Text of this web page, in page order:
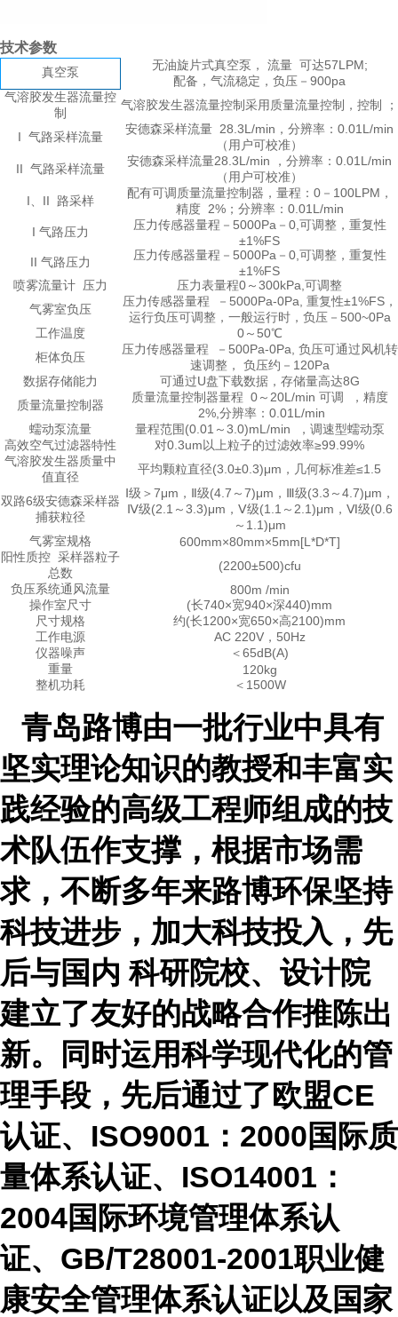
技术参数
真空泵
无油旋片式真空泵， 流量 可达57LPM;
配备，气流稳定，负压－900pa
气溶胶发生器流量控
制
气溶胶发生器流量控制采用质量流量控制，控制 ；
I 气路采样流量
安德森采样流量 28.3L/min，分辨率：0.01L/min
（用户可校准）
II 气路采样流量
安德森采样流量28.3L/min ，分辨率：0.01L/min
（用户可校准）
I、II 路采样
配有可调质量流量控制器，量程：0－100LPM，
精度 2%；分辨率：0.01L/min
I 气路压力
压力传感器量程－5000Pa－0,可调整，重复性
±1%FS
II 气路压力
压力传感器量程－5000Pa－0,可调整，重复性
±1%FS
喷雾流量计 压力
压力表量程0～300kPa,可调整
气雾室负压
压力传感器量程 －5000Pa-0Pa, 重复性±1%FS，
运行负压可调整，一般运行时，负压－500~0Pa
工作温度
0～50℃
柜体负压
压力传感器量程 －500Pa-0Pa, 负压可通过风机转
速调整， 负压约－120Pa
数据存储能力
可通过U盘下载数据，存储量高达8G
质量流量控制器
质量流量控制器量程 0～20L/min 可调 ，精度
2%,分辨率：0.01L/min
蠕动泵流量
量程范围(0.01～3.0)mL/min ，调速型蠕动泵
高效空气过滤器特性
对0.3um以上粒子的过滤效率≥99.99%
气溶胶发生器质量中
值直径
平均颗粒直径(3.0±0.3)μm，几何标准差≤1.5
双路6级安德森采样器
捕获粒径
Ⅰ级＞7μm，Ⅱ级(4.7～7)μm，Ⅲ级(3.3～4.7)μm，
Ⅳ级(2.1～3.3)μm，Ⅴ级(1.1～2.1)μm，Ⅵ级(0.6
～1.1)μm
气雾室规格
600mm×80mm×5mm[L*D*T]
阳性质控 采样器粒子
总数
(2200±500)cfu
负压系统通风流量
800m /min
操作室尺寸
(长740×宽940×深440)mm
尺寸规格
约(长1200×宽650×高2100)mm
工作电源
AC 220V，50Hz
仪器噪声
＜65dB(A)
重量
120kg
整机功耗
＜1500W
青岛路博由一批行业中具有
坚实理论知识的教授和丰富实
践经验的高级工程师组成的技
术队伍作支撑，根据市场需
求，不断多年来路博环保坚持
科技进步，加大科技投入，先
后与国内 科研院校、设计院
建立了友好的战略合作推陈出
新。同时运用科学现代化的管
理手段，先后通过了欧盟CE
认证、ISO9001：2000国际质
量体系认证、ISO14001：
2004国际环境管理体系认
证、GB/T28001-2001职业健
康安全管理体系认证以及国家